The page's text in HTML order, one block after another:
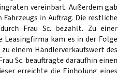
vereinbart. Außerdem gab
in Auftrag. Die restliche
Frau Sc. bezahlt. Zu einer
Leasingfirma kam es in der Folge
einem Händlerverkaufswert des
Sc. beauftragte daraufhin einen